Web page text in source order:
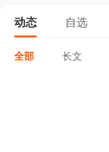
动态 自选
全部 长文